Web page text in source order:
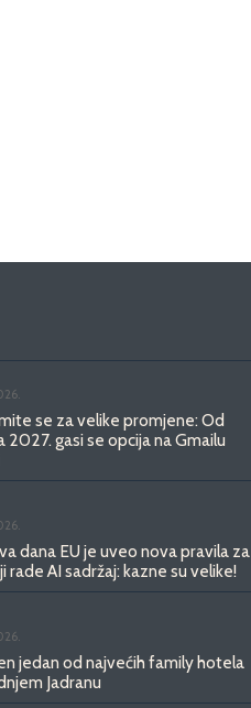
se za velike promjene: Od
2027. gasi se opcija na Gmailu
dana EU je uveo nova pravila za
rade AI sadržaj: kazne su velike!
jedan od najvećih family hotela
Jadranu